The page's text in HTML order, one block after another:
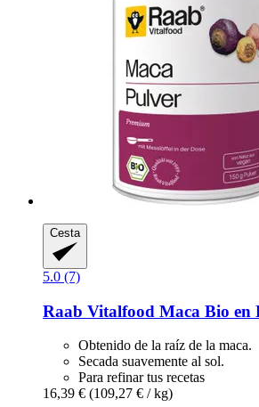
Cesta
5.0 (7)
Raab Vitalfood Maca Bio en
Obtenido de la raíz de la maca.
Secada suavemente al sol.
Para refinar tus recetas
16,39 € (109,27 € / kg)